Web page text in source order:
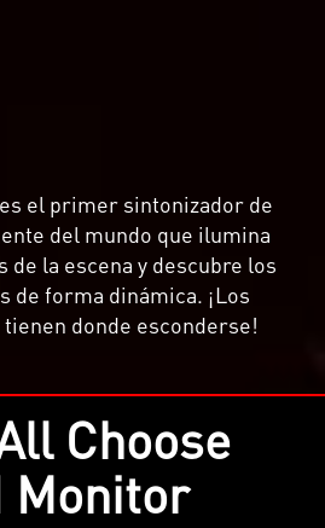
el primer sintonizador de
del mundo que ilumina
de la escena y descubre los
de forma dinámica. ¡Los
donde esconderse!
Choose
Monitor